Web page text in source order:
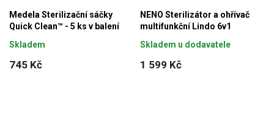
Medela Sterilizační sáčky
Quick Clean™ - 5 ks v balení
745 Kč
Skladem
NENO Sterilizátor a ohřívač
multifunkční Lindo 6v1
1 599 Kč
Skladem u dodavatele